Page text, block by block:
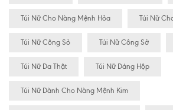
Túi Nữ Cho Nàng Mệnh Hỏa Túi Nữ
Túi Nữ Công Sỏ Túi Nữ Công Sở
Túi Nữ Da Thật Túi Nữ Dáng Hộp
Túi Nữ Dành Cho Nàng Mệnh Kim